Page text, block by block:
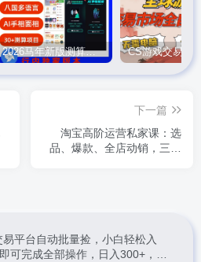
2026马年新版测算系统源码
下一篇
淘宝高阶运营私家课：选
品、爆款、全店动销，三模
平台自动批量捡，小白轻松入
可完成全部操作，日入300+，轻